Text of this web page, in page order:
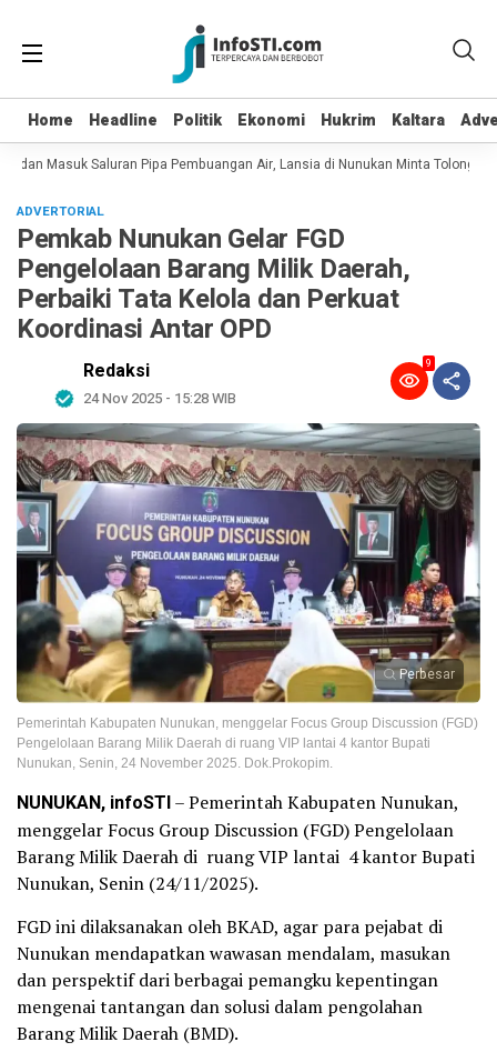
Home Headline Politik Ekonomi Hukrim Kaltara
Home Headline Politik Ekonomi Hukrim Kaltara
dan Masuk Saluran Pipa Pembuangan Air, Lansia di Nunukan Minta Tolong
ADVERTORIAL
Pemkab Nunukan Gelar FGD
Pengelolaan Barang Milik Daerah,
Perbaiki Tata Kelola dan Perkuat
Koordinasi Antar OPD
Redaksi
24 Nov 2025 - 15:28 WIB
9
Perbesar
Pemerintah Kabupaten Nunukan, menggelar Focus Group Discussion (FGD)
Pengelolaan Barang Milik Daerah di ruang VIP lantai 4 kantor Bupati
Nunukan, Senin, 24 November 2025. Dok.Prokopim.
NUNUKAN, infoSTI– Pemerintah Kabupaten Nunukan,
menggelar Focus Group Discussion (FGD) Pengelolaan
Barang Milik Daerah di ruang VIP lantai 4 kantor Bupati
Nunukan, Senin (24/11/2025).
FGD ini dilaksanakan oleh BKAD, agar para pejabat di
Nunukan mendapatkan wawasan mendalam, masukan
dan perspektif dari berbagai pemangku kepentingan
mengenai tantangan dan solusi dalam pengolahan
Barang Milik Daerah (BMD).